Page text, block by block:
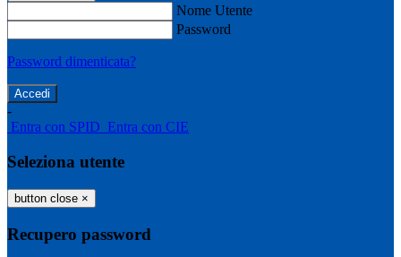
Nome Utente
Password
Password dimenticata?
-
Entra con SPID Entra con CIE
Seleziona utente
button close ×
Recupero password